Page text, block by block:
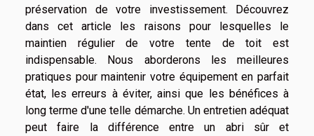
préservation de votre investissement. Découvrez
dans cet article les raisons pour lesquelles le
maintien régulier de votre tente de toit est
indispensable. Nous aborderons les meilleures
pratiques pour maintenir votre équipement en parfait
état, les erreurs à éviter, ainsi que les bénéfices à
long terme d'une telle démarche. Un entretien adéquat
peut faire la différence entre un abri sûr et